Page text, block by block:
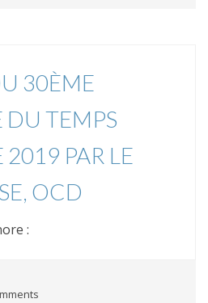
30ÈME
TEMPS
PAR LE
OCD
: